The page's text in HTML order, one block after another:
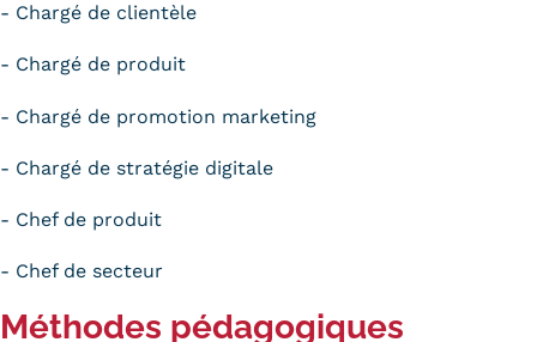
- Chargé de clientèle
- Chargé de produit
- Chargé de promotion marketing
- Chargé de stratégie digitale
- Chef de produit
- Chef de secteur
Méthodes pédagogiques